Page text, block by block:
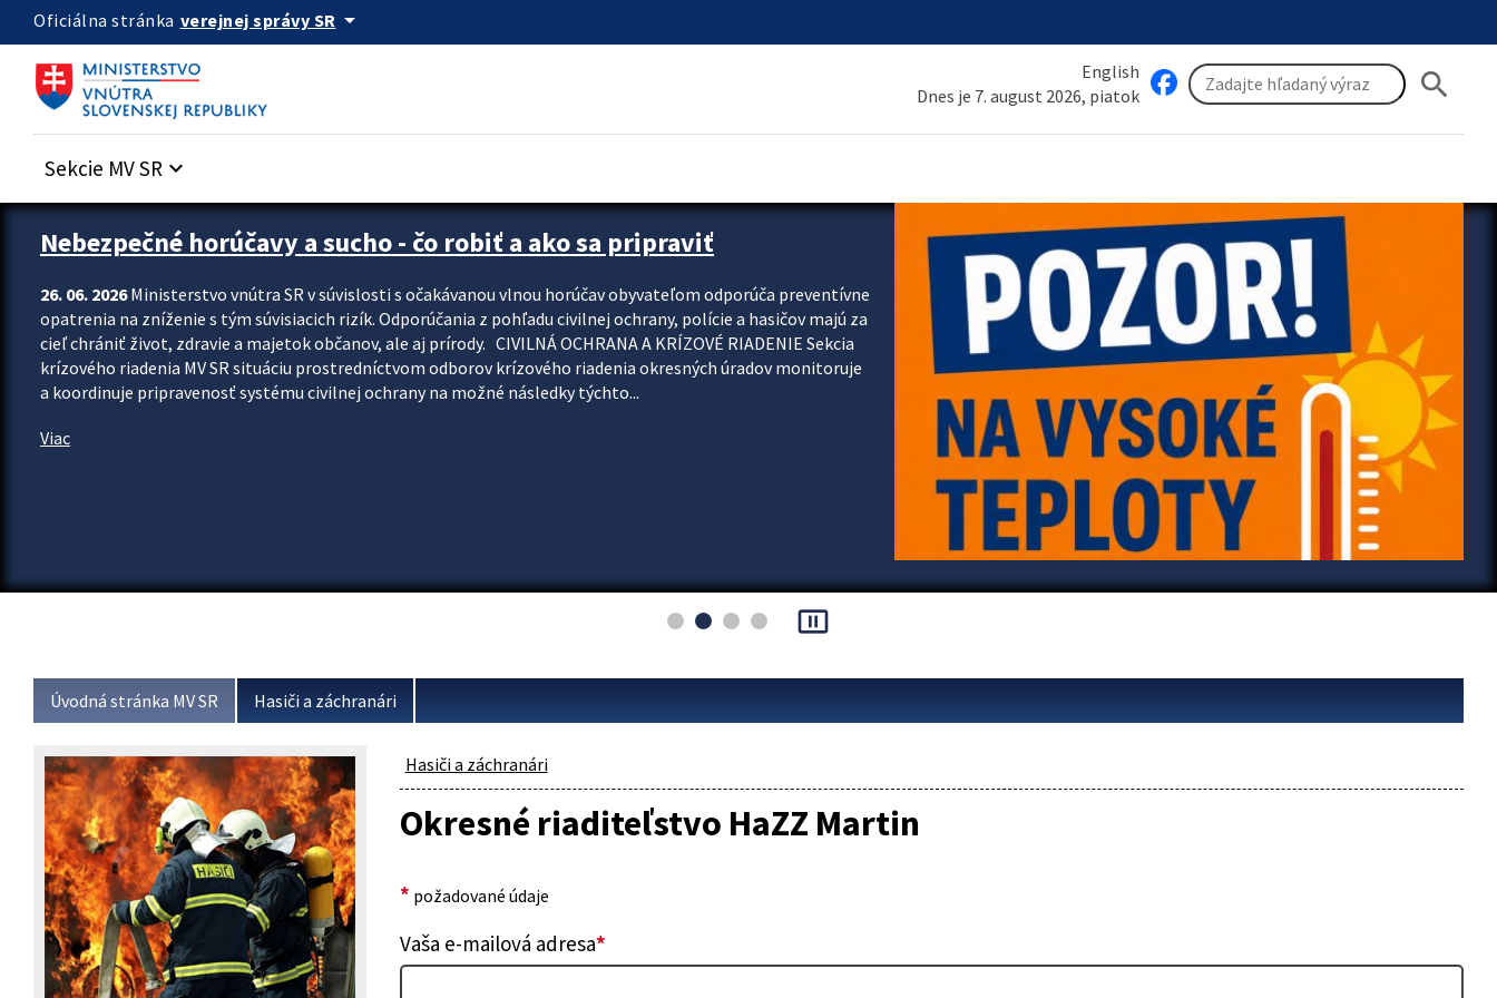
Preskocit na hlavný obsah
Oficiálna stránka verejnej správy SR arrow_drop_down
English
Dnes je 7. august 2026, piatok
search
Sekcie MV SR keyboard_arrow_down
Zastavit automatický posun upútavok
Nebezpečné horúčavy a sucho - čo robiť a ako sa pripraviť
26. 06. 2026Ministerstvo vnútra SR v súvislosti s očakávanou vlnou horúčav obyvateľom odporúča preventívne
opatrenia na zníženie s tým súvisiacich rizík. Odporúčania z pohľadu civilnej ochrany, polície a hasičov majú za
cieľ chrániť život, zdravie a majetok občanov, ale aj prírody. CIVILNÁ OCHRANA A KRÍZOVÉ RIADENIE Sekcia
krízového riadenia MV SR situáciu prostredníctvom odborov krízového riadenia okresných úradov monitoruje
a koordinuje pripravenosť systému civilnej ochrany na možné následky týchto...
Viac
pause_presentation
Úvodná stránka MV SR Hasiči a záchranári
Hasiči a záchranári
Okresné riaditeľstvo HaZZ Martin
* požadované údaje
Vaša e-mailová adresa*